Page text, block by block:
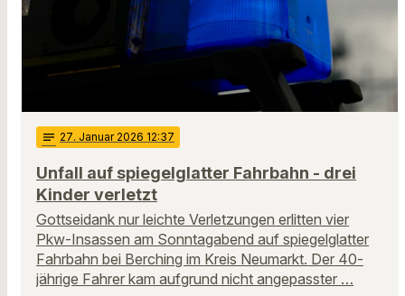
notes 27. Januar 2026 12:37
Unfall auf spiegelglatter Fahrbahn - drei
Kinder verletzt
Gottseidank nur leichte Verletzungen erlitten vier
Pkw-Insassen am Sonntagabend auf spiegelglatter
Fahrbahn bei Berching im Kreis Neumarkt. Der 40-
jährige Fahrer kam aufgrund nicht angepasster …